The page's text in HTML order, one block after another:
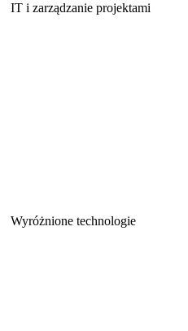
IT i zarządzanie projektami
Wyróżnione technologie